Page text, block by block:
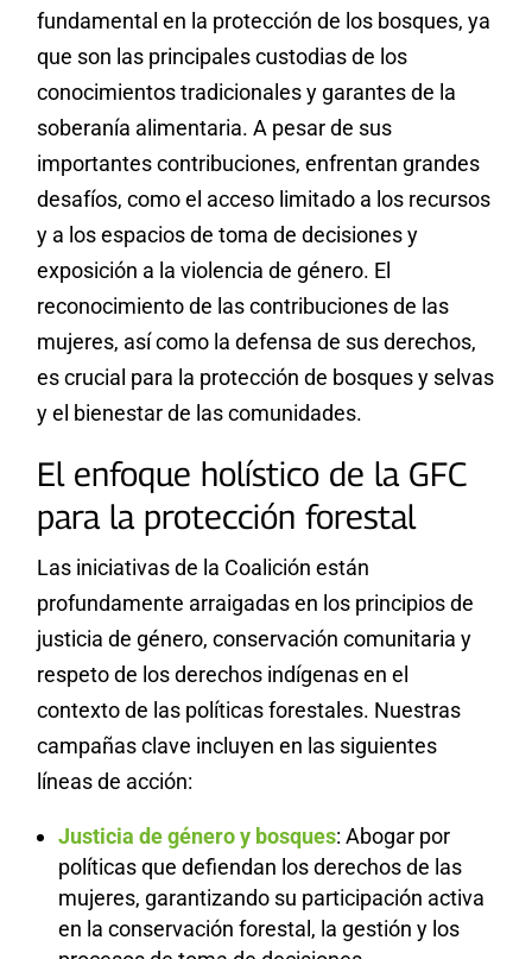
fundamental en la protección de los bosques, ya
que son las principales custodias de los
conocimientos tradicionales y garantes de la
soberanía alimentaria. A pesar de sus
importantes contribuciones, enfrentan grandes
desafíos, como el acceso limitado a los recursos
y a los espacios de toma de decisiones y
exposición a la violencia de género. El
reconocimiento de las contribuciones de las
mujeres, así como la defensa de sus derechos,
es crucial para la protección de bosques y selvas
y el bienestar de las comunidades.
El enfoque holístico de la GFC
para la protección forestal
Las iniciativas de la Coalición están
profundamente arraigadas en los principios de
justicia de género, conservación comunitaria y
respeto de los derechos indígenas en el
contexto de las políticas forestales. Nuestras
campañas clave incluyen en las siguientes
líneas de acción:
Justicia de género y bosques: Abogar por
políticas que defiendan los derechos de las
mujeres, garantizando su participación activa
en la conservación forestal, la gestión y los